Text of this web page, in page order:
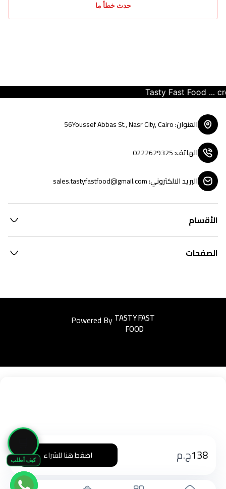
كيف أطلب
حدث خطأ ما
138ج.م اضغط هنا للشراء
Tasty Fast Food ...
العنوان:
56Youssef Abbas St., Nasr City, Cairo
الهاتف:
0222629325
البريد الالكتروني:
sales.tastyfastfood@gmail.com
الأقسام
الصفحات
Powered ByEasyorders